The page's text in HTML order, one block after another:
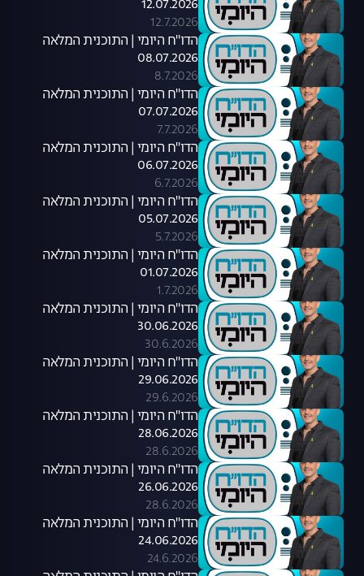
12.07.2026
12.7.2026
הדו"ח היומי | התוכנית המלאה
08.07.2026
8.7.2026
הדו"ח היומי | התוכנית המלאה
07.07.2026
7.7.2026
הדו"ח היומי | התוכנית המלאה
06.07.2026
6.7.2026
הדו"ח היומי | התוכנית המלאה
05.07.2026
5.7.2026
הדו"ח היומי | התוכנית המלאה
01.07.2026
1.7.2026
הדו"ח היומי | התוכנית המלאה
30.06.2026
30.6.2026
הדו"ח היומי | התוכנית המלאה
29.06.2026
29.6.2026
הדו"ח היומי | התוכנית המלאה
28.06.2026
28.6.2026
הדו"ח היומי | התוכנית המלאה
26.06.2026
28.6.2026
הדו"ח היומי | התוכנית המלאה
24.06.2026
24.6.2026